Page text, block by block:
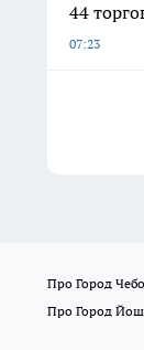
44
07:23
Про Город
Про Город